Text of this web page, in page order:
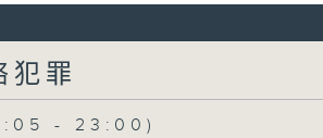
犯罪
- 23:00)